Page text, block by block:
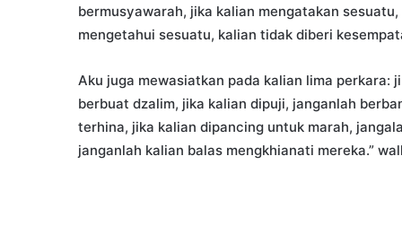
bermusyawarah, jika kalian mengatakan
mengetahui sesuatu, kalian tidak diberi
Aku juga mewasiatkan pada kalian lima perkara:
berbuat dzalim, jika kalian dipuji, janganlah
terhina, jika kalian dipancing untuk marah,
janganlah kalian balas mengkhianati mereka.”